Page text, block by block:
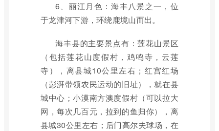
6、丽江月色：海丰八景之一，位
于龙津河下游，环绕鹿境山而出。
海丰县的主要景点有：莲花山景区
（包括莲花山度假村，鸡鸣寺，云莲
寺），离县城10公里左右；红宫红场
（彭湃带领农民运动的旧址），就在县
城中心；小漠南方澳度假村（可以拉大
网，每次几百元，拉到的鱼归你），离
县城30公里左右；后门高尔夫球场，在